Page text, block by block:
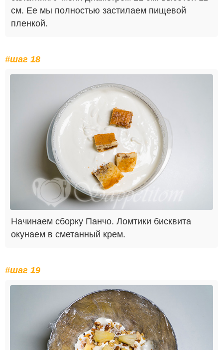
см. Ее мы полностью застилаем пищевой
пленкой.
#шаг 18
Начинаем сборку Панчо. Ломтики бисквита
окунаем в сметанный крем.
#шаг 19